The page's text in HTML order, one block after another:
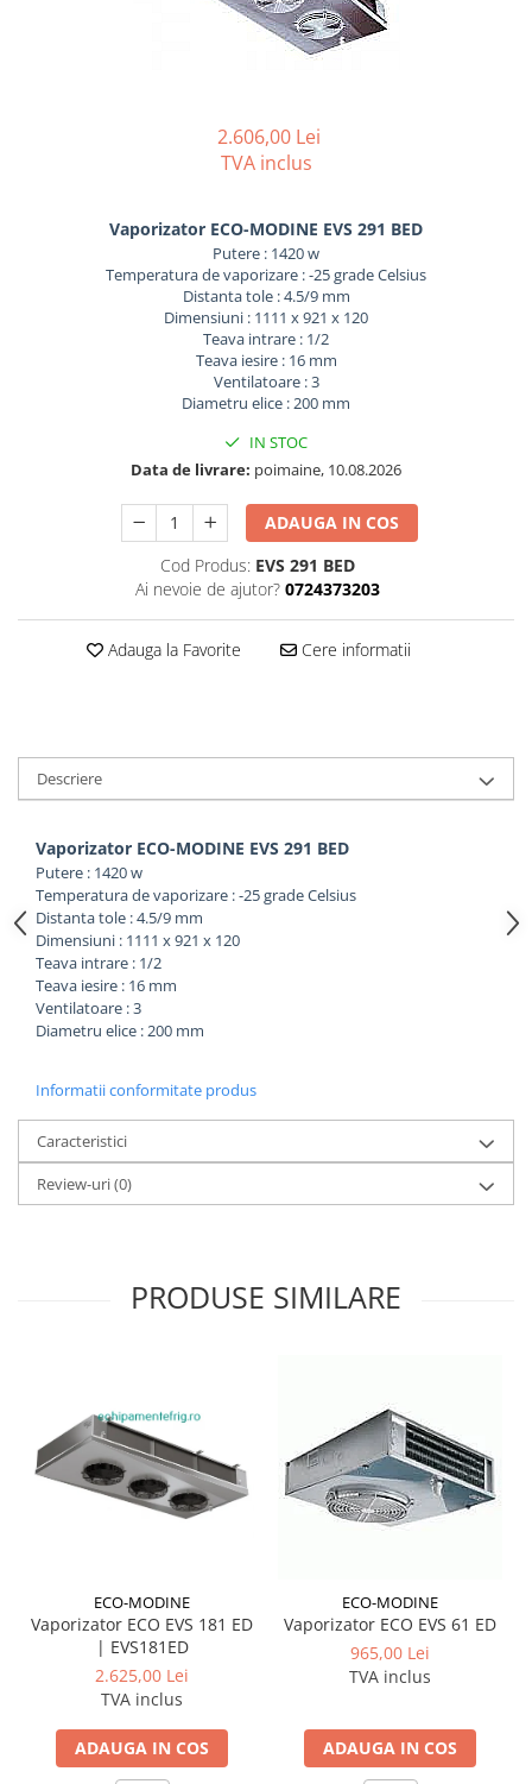
VENTILATOARE AXIALE
Compresoare Cubigel R134a
2.606,00 Lei
TVA inclus
Vaporizator ECO-MODINE EVS 291 BED
Putere : 1420 w
Temperatura de vaporizare : -25 grade Celsius
Distanta tole : 4.5/9 mm
Dimensiuni : 1111 x 921 x 120
Teava intrare : 1/2
Teava iesire : 16 mm
Ventilatoare : 3
Diametru elice : 200 mm
IN STOC
Data de livrare: poimaine, 10.08.2026
ADAUGA IN COS
Cod Produs: EVS 291 BED
Ai nevoie de ajutor? 0724373203
Adauga la Favorite Cere informatii
Descriere
Vaporizator ECO-MODINE EVS 291 BED
Putere : 1420 w
Temperatura de vaporizare : -25 grade Celsius
Distanta tole : 4.5/9 mm
Dimensiuni : 1111 x 921 x 120
Teava intrare : 1/2
Teava iesire : 16 mm
Ventilatoare : 3
Diametru elice : 200 mm
Informatii conformitate produs
Caracteristici
Review-uri(0)
PRODUSE SIMILARE
ECO-MODINE
Vaporizator ECO EVS 181 ED
| EVS181ED
2.625,00 Lei
TVA inclus
ADAUGA IN COS
ECO-MODINE
Vaporizator ECO EVS 61 ED
965,00 Lei
TVA inclus
ADAUGA IN COS